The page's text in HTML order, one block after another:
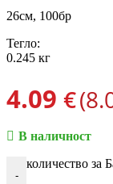
26см, 100бр
Тегло:
0.245 кг
4.09 €
В наличност
-
количество за